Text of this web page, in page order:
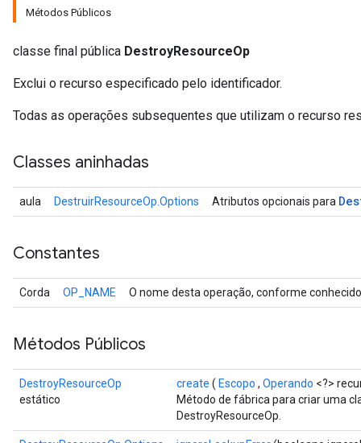
Métodos Públicos
classe final pública DestroyResourceOp
Exclui o recurso especificado pelo identificador.
Todas as operações subsequentes que utilizam o recurso
Classes aninhadas
aula DestruirResourceOp.Options Atributos opcionais para
Constantes
Corda OP_NAME O nome desta operação, conforme
Métodos Públicos
DestroyResourceOp
estático
create ( Escopo , Operando <?>
Método de fábrica para criar uma
DestroyResourceOp.